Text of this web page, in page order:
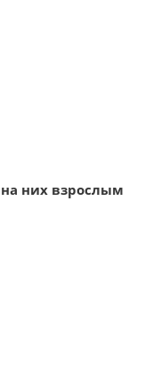
на них взрослым